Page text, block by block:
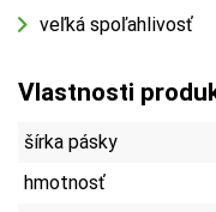
veľká spoľahlivosť
Vlastnosti
šírka pásky
hmotnosť